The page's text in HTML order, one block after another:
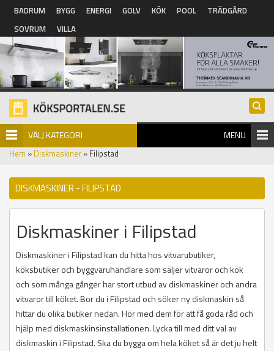
Hoppa till huvudinnehåll
BADRUM BYGG ENERGI GOLV KÖK POOL
TRÄDGÅRD
SOVRUM
VILLA
VÄLJ KATEGORI MENU
Hem » Diskmaskiner » Filipstad
DISKMASKINER - FILIPSTAD
Diskmaskiner i Filipstad
Diskmaskiner i Filipstad kan du hitta hos vitvarubutiker,
köksbutiker och byggvaruhandlare som säljer vitvaror och kök
och som många gånger har stort utbud av diskmaskiner och andra
vitvaror till köket. Bor du i Filipstad och söker ny diskmaskin så
hittar du olika butiker nedan. Hör med dem för att få goda råd och
hjälp med diskmaskinsinstallationen. Lycka till med ditt val av
diskmaskin i Filipstad. Ska du bygga om hela köket så är det ju helt